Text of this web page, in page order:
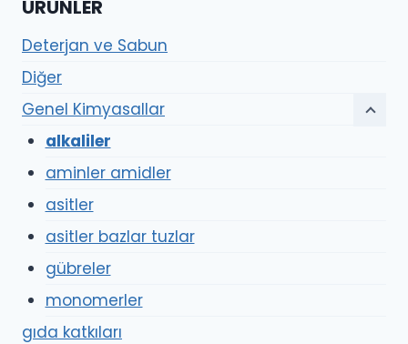
ÜRÜNLER
Deterjan ve Sabun
Diğer
Genel Kimyasallar
alkaliler
aminler amidler
asitler
asitler bazlar tuzlar
gübreler
monomerler
gıda katkıları